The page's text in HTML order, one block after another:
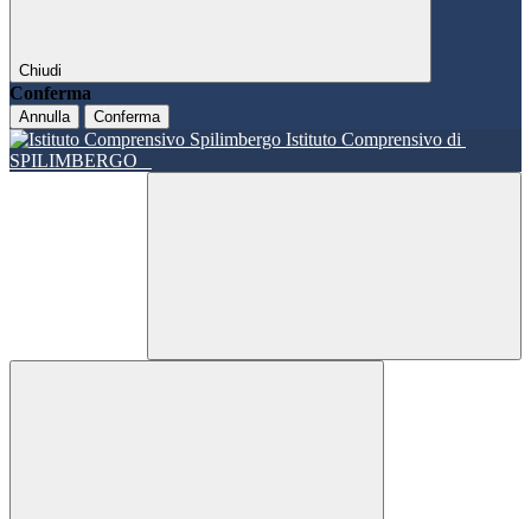
Chiudi
Conferma
Annulla Conferma
Istituto Comprensivo di
SPILIMBERGO